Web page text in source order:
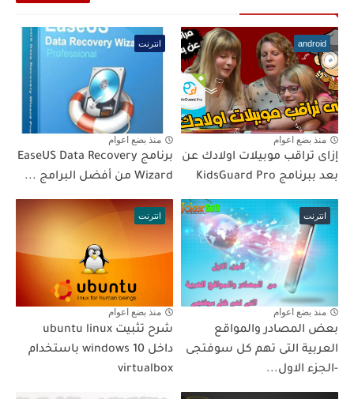
android
منذ بضع اعوام
إزاى تراقب موبيلات اولادك عن
بعد ببرنامج KidsGuard Pro
انترنت
منذ بضع اعوام
برنامج EaseUS Data Recovery
Wizard من أفضل البرامج ...
انترنت
منذ بضع اعوام
بعض المصادر والمواقع
العربية التى تهم كل سوفتجى
-الجزء الاول...
انترنت
منذ بضع اعوام
شرح تثبيت ubuntu linux
داخل windows 10 باستخدام
virtualbox